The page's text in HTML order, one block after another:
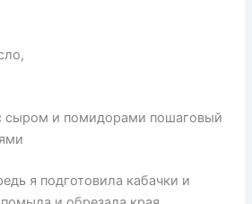
сыром и помидорами пошаговый
я подготовила кабачки и